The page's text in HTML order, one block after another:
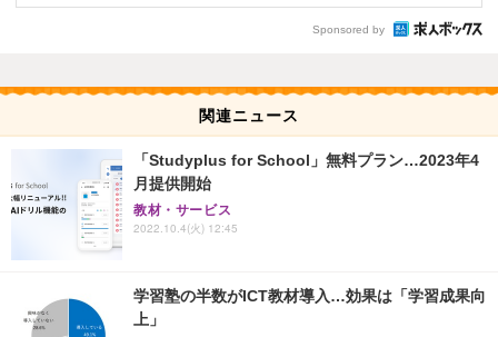
Sponsored by
関連ニュース
「Studyplus for School」無料プラン…2023年4
月提供開始
教材・サービス
2022.10.4(火) 12:45
学習塾の半数がICT教材導入…効果は「学習成果向
上」